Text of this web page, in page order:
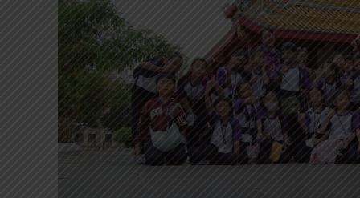
ย
ร
า
ษ
ฎ
ร์
มี
น
บุ